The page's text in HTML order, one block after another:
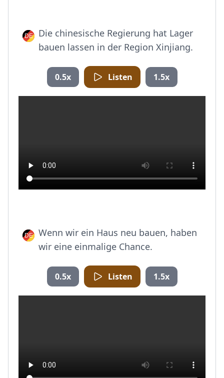
Die chinesische Regierung hat Lager
bauen lassen in der Region Xinjiang.
0.5x Listen 1.5x
Wenn wir ein Haus neu bauen, haben
wir eine einmalige Chance.
0.5x Listen 1.5x